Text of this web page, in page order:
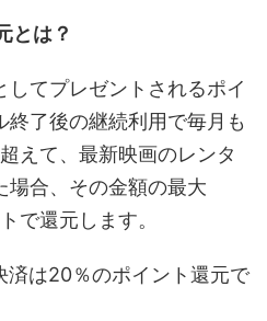
とは？
てプレゼントされるポイ
終了後の継続利用で毎月も
えて、最新映画のレンタ
場合、その金額の最大
で還元します。
済は20％のポイント還元で